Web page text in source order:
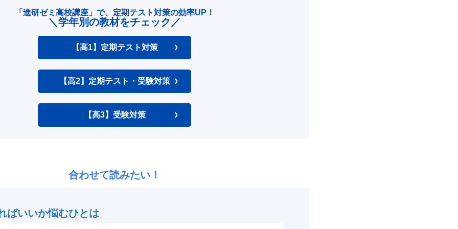
「進研ゼミ高校講座」で、 定期テスト対策の効率UP！
＼学年別の教材をチェック／
【高1】定期テスト対策
【高2】定期テスト・受験対策
【高3】受験対策
合わせて読みたい！
ばいいか悩むひとは